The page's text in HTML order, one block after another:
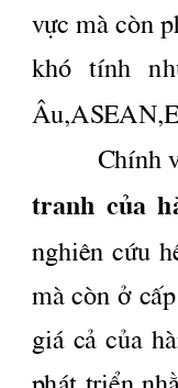
vùc mμ cßn
khã   tÝnh
ChÝnh
tranh  cña
nghiªn  cøu
mμ cßn ë
gi ̧  c¶  cña